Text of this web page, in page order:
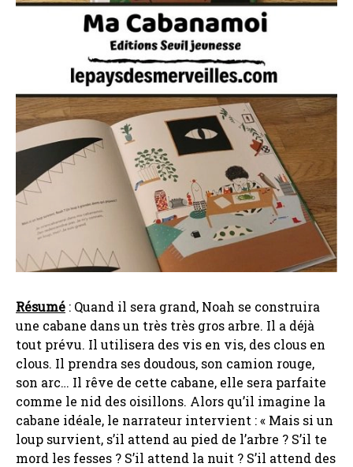
Résumé : Quand il sera grand, Noah se construira
une cabane dans un très très gros arbre. Il a déjà
tout prévu. Il utilisera des vis en vis, des clous en
clous. Il prendra ses doudous, son camion rouge,
son arc… Il rêve de cette cabane, elle sera parfaite
comme le nid des oisillons. Alors qu’il imagine la
cabane idéale, le narrateur intervient : « Mais si un
loup survient, s’il attend au pied de l’arbre ? S’il te
mord les fesses ? S’il attend la nuit ? S’il attend des